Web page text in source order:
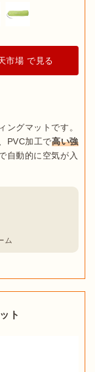
市場 で見る
ングマットです。
PVC加工で高い強
自動的に空気が入
ム
ト